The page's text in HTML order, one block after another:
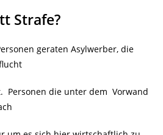
Strafe?
geraten Asylwerber, die
Personen die unter dem Vorwand